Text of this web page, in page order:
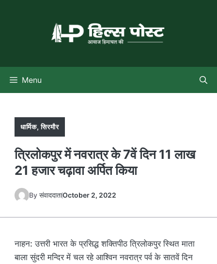
Menu
धार्मिक,सिरमौर
त्रिलोकपुर में नवरात्र के 7वें दिन 11 लाख
21 हजार चढ़ावा अर्पित किया
By संवाददाताOctober 2, 2022
नाहन: उत्तरी भारत के प्रसिद्ध शक्तिपीठ त्रिलोकपुर स्थित माता
बाला सुंदरी मन्दिर में चल रहे आश्विन नवरात्र पर्व के सातवें दिन